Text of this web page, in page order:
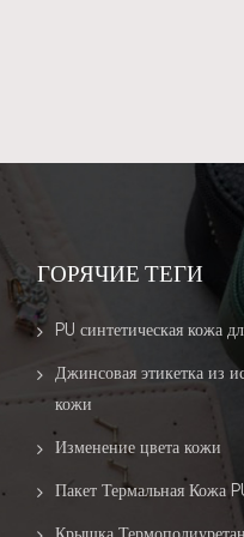
ГОРЯЧИЕ ТЕГИ
PU синтетическая кожа
Джинсовая этикетка из
кожи
Изменение цвета кожи
Пакет Термальная Кожа